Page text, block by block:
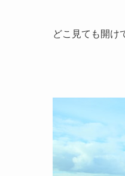
どこ見ても開け